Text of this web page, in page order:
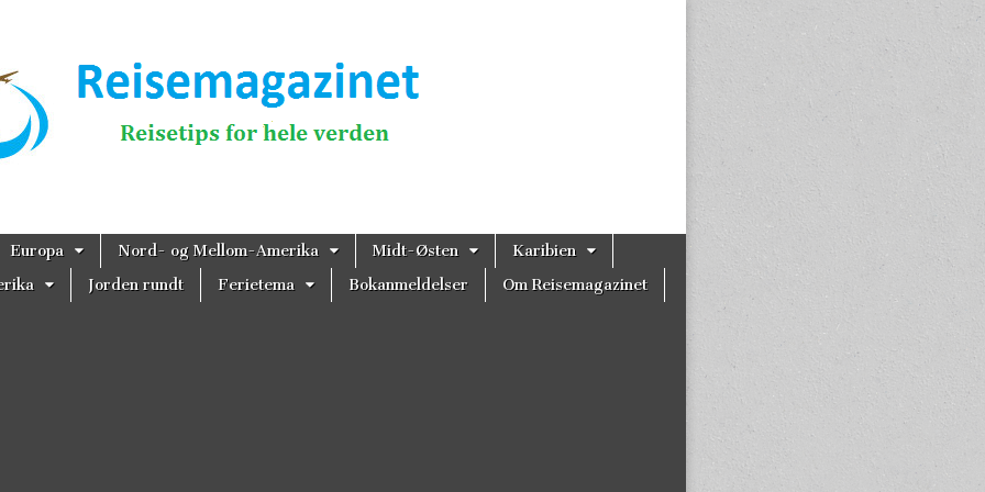
Europa Nord- og Mellom-Amerika Midt-Østen
Karibien
Jorden rundt Ferietema Bokanmeldelser Om Reisemagazinet